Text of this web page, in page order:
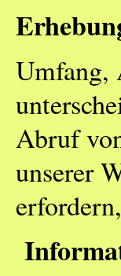
Umfang,
Abruf
unserer